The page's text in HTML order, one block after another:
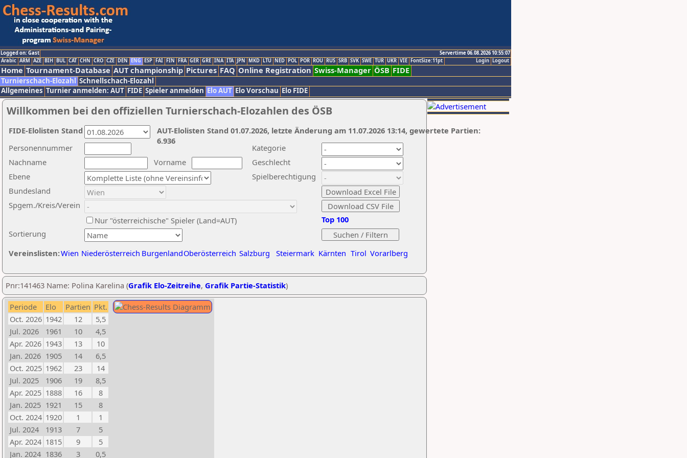
Logged on: Gast
Servertime 06.08.2026 10:55:07
Logout
Login
Arabic ARM AZE BIH BUL CAT CHN CRO CZE DEN ENG ESP FAI FIN FRA GER GRE INA ITA JPN MKD LTU NED POL POR ROU RUS SRB SVK SWE TUR UKR VIE FontSize:11pt
Home Tournament-Database AUT championship Pictures FAQ Online Registration Swiss-Manager ÖSB FIDE
Turnierschach-Elozahl Schnellschach-Elozahl
Allgemeines Turnier anmelden: AUT FIDE Spieler anmelden Elo AUT Elo Vorschau Elo FIDE
Willkommen bei den offiziellen Turnierschach-Elozahlen des ÖSB
Nachname
Vorname
Ebene
Kategorie
Sortierung
Personennummer
Bundesland
Spgem./Kreis/Verein
Geschlecht
Nur "österreichische" Spieler (Land=AUT)
Spielberechtigung
Vereinslisten:Wien Niederösterreich BurgenlandOberösterreich Salzburg Steiermark Kärnten Tirol Vorarlberg
Top 100
AUT-Elolisten Stand 01.07.2026, letzte Änderung am 11.07.2026 13:14, gewertete Partien:
6.936
FIDE-Elolisten Stand
Pnr:141463 Name: Polina Karelina (Grafik Elo-Zeitreihe, Grafik Partie-Statistik)
Periode Elo Partien Pkt.
Oct. 2026 1942 12
5,5
Jul. 2026
1961 10
4,5
Apr. 2026 1943 13
10
Jan. 2026 1905 14
6,5
Oct. 2025 1962 23
14
Jul. 2025
1906 19
8,5
Apr. 2025 1888 16
8
Jan. 2025 1921 15
8
Oct. 2024 1920 1
1
Jul. 2024
1913 7
5
Apr. 2024 1815 9
5
Jan. 2024 1836 3 0,5